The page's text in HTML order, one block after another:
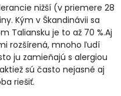
nižší (v priemere 28
Kým v Škandinávii sa
Taliansku je to až 70 %.Aj
rozšírená, mnoho ľudí
ju zamieňajú s alergiou
sú často nejasné aj
riešiť.